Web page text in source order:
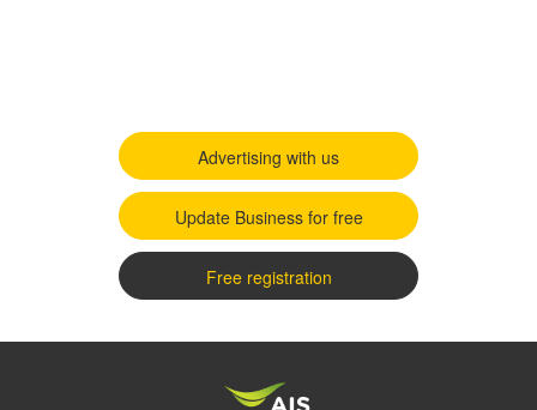
Advertising with us
Update Business for free
Free registration